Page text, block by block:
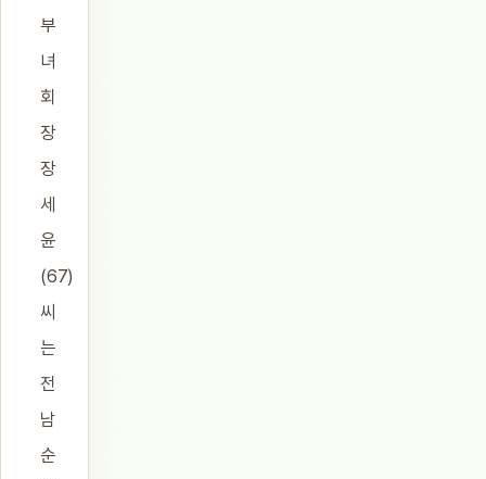
부
녀
회
장
장
세
윤
(67)
씨
는
전
남
순